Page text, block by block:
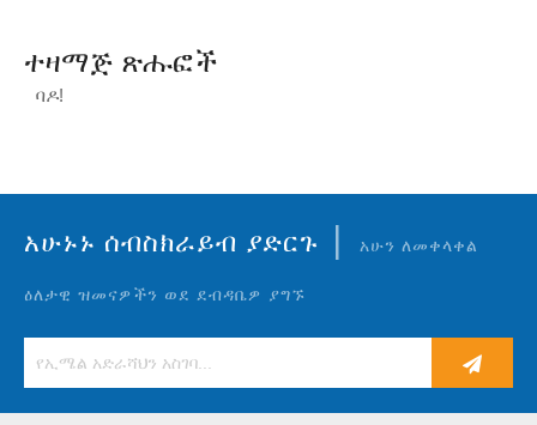
ተዛማጅ ጽሑፎች
ባዶ!
አሁኑኑ ሰብስክራይብ ያድርጉ | አሁን ለመቀላቀል
ዕለታዊ ዝመናዎችን ወደ ደብዳቤዎ ያግኙ